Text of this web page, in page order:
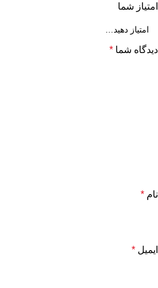
امتیاز شما
دیدگاه شما *
نام *
ایمیل *